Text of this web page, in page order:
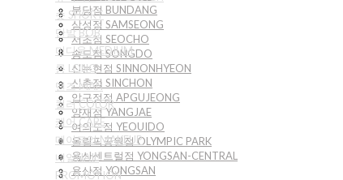
분당점 BUNDANG
삼성점 SAMSEONG
서초점 SEOCHO
송도점 SONGDO
신논현점 SINNONHYEON
신촌점 SINCHON
압구정점 APGUJEONG
양재점 YANGJAE
여의도점 YEOUIDO
올림픽공원점 OLYMPIC PARK
용산센트럴점 YONGSAN-CENTRAL
용산점 YONGSAN
숏 SHORT
단발 BOB
미디움 MEDIUM
롱 LONG
맨즈 MAN
컬러 COLOR
케어 CARE
메이크업 MAKEUP
네일NAIL
PROMOTION